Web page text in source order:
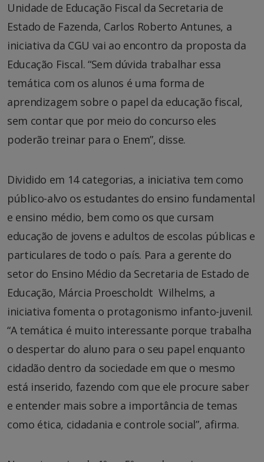
Unidade de Educação Fiscal da Secretaria de
Estado de Fazenda, Carlos Roberto Antunes, a
iniciativa da CGU vai ao encontro da proposta da
Educação Fiscal. “Sem dúvida trabalhar essa
temática com os alunos é uma forma de
aprendizagem sobre o papel da educação fiscal,
sem contar que por meio do concurso eles
poderão treinar para o Enem”, disse.
Dividido em 14 categorias, a iniciativa tem como
público-alvo os estudantes do ensino fundamental
e ensino médio, bem como os que cursam
educação de jovens e adultos de escolas públicas e
particulares de todo o país. Para a gerente do
setor do Ensino Médio da Secretaria de Estado de
Educação, Márcia Proescholdt Wilhelms, a
iniciativa fomenta o protagonismo infanto-juvenil.
“A temática é muito interessante porque trabalha
o despertar do aluno para o seu papel enquanto
cidadão dentro da sociedade em que o mesmo
está inserido, fazendo com que ele procure saber
e entender mais sobre a importância de temas
como ética, cidadania e controle social”, afirma.